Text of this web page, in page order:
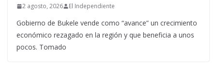
2 agosto, 2026 El Independiente
Gobierno de Bukele vende como “avance” un crecimiento
económico rezagado en la región y que beneficia a unos
pocos. Tomado